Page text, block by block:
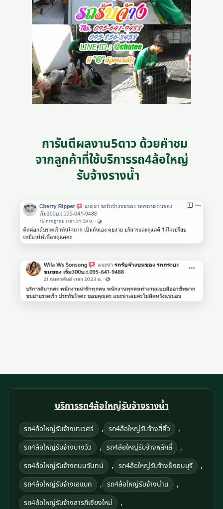
การันตีผลงาน5ดาว ด้วยคำชม
จากลูกค้าที่ใช้บริการรถ4ล้อใหญ่
รับจ้างรางน้ำ
บริการรถ4ล้อใหญ่รับจ้างรางน้ำ
รถ4ล้อใหญ่รับจ้างเทเวศร์ , รถ4ล้อใหญ่รับจ้างสี่คิ้ว ,
รถ4ล้อใหญ่รับจ้างบางวัว , รถ4ล้อใหญ่รับจ้างหลักสี่ ,
รถ4ล้อใหญ่รับจ้างถนนจันทน์ , รถ4ล้อใหญ่รับจ้างฝั่งธนบุรี ,
รถ4ล้อใหญ่รับจ้างเอแบค , รถ4ล้อใหญ่รับจ้างน่าน ,
รถ4ล้อใหญ่รับจ้างสารภีเชียงใหม่ ,